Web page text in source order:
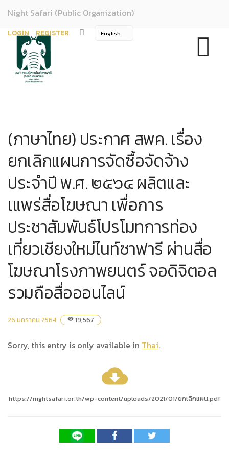
Night Safari (Public Organization)
LOGIN REGISTER
(ภาษาไทย) ประกาศ สพค. เรื่อง
ยกเลิกแผนการจัดซื้อจัดจ้าง
ประจำปี พ.ศ. ๒๕๖๔ ผลิตและ
เแพร่สื่อโฆษณา เพื่อการ
ประชาสัมพันธ์โปรโมทการท่อง
เที่ยวเชียงใหม่ไนท์ซาฟารี ผ่านสื่อ
โฆษณาโรงภาพยนตร์ จอดิจิตอล
รวมถือสื่อออนไลน์
26 มกราคม 2564 visibility 19,567
Sorry, this entry is only available in Thai.
cloud_download
https://nightsafari.or.th/wp-content/uploads/2021/01/ยกเลิกแผน.pdf